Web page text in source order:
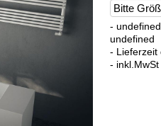
- undefined
undefined
- Lieferzeit
-